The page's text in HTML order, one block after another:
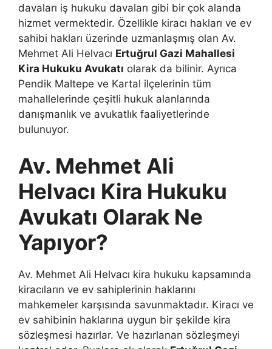
davaları iş hukuku davaları gibi bir çok alanda
hizmet vermektedir. Özellikle kiracı hakları ve ev
sahibi hakları üzerinde uzmanlaşmış olan Av.
Mehmet Ali Helvacı Ertuğrul Gazi Mahallesi
Kira Hukuku Avukatı olarak da bilinir. Ayrıca
Pendik Maltepe ve Kartal ilçelerinin tüm
mahallelerinde çeşitli hukuk alanlarında
danışmanlık ve avukatlık faaliyetlerinde
bulunuyor.
Av. Mehmet Ali
Helvacı Kira Hukuku
Avukatı Olarak Ne
Yapıyor?
Av. Mehmet Ali Helvacı kira hukuku kapsamında
kiracıların ve ev sahiplerinin haklarını
mahkemeler karşısında savunmaktadır. Kiracı ve
ev sahibinin haklarına uygun bir şekilde kira
sözleşmesi hazırlar. Ve hazırlanan sözleşmeyi